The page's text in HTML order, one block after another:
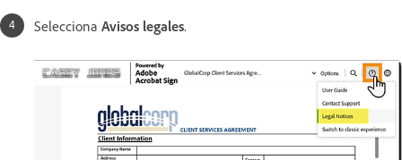
Selecciona Avisos legales.